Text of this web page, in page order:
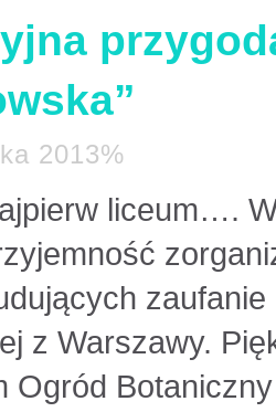
2013%
liceum….
zaufanie
z Warszawy.
Ogród